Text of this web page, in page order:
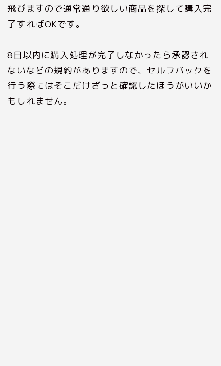
飛びますので通常通り欲しい商品を探して購入完
了すればOKです。
8日以内に購入処理が完了しなかったら承認され
ないなどの規約がありますので、セルフバックを
行う際にはそこだけざっと確認したほうがいいか
もしれません。